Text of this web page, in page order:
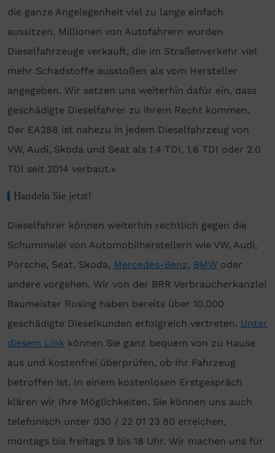
die ganze Angelegenheit viel zu lange einfach
aussitzen. Millionen von Autofahrern wurden
Dieselfahrzeuge verkauft, die im Straßenverkehr viel
mehr Schadstoffe ausstoßen als vom Hersteller
angegeben. Wir setzen uns weiterhin dafür ein, dass
geschädigte Dieselfahrer zu ihrem Recht kommen.
Der EA288 ist nahezu in jedem Dieselfahrzeug von
VW, Audi, Skoda und Seat als 1.4 TDI, 1.6 TDI oder 2.0
TDI seit 2014 verbaut.«
Handeln Sie jetzt!
Dieselfahrer können weiterhin rechtlich gegen die
Schummelei von Automobilherstellern wie VW, Audi,
Porsche, Seat, Skoda, Mercedes-Benz, BMW oder
andere vorgehen. Wir von der BRR Verbraucherkanzlei
Baumeister Rosing haben bereits über 10.000
geschädigte Dieselkunden erfolgreich vertreten. Unter
diesem Link können Sie ganz bequem von zu Hause
aus und kostenfrei überprüfen, ob Ihr Fahrzeug
betroffen ist. In einem kostenlosen Erstgespräch
klären wir Ihre Möglichkeiten. Sie können uns auch
telefonisch unter 030 / 22 01 23 80 erreichen,
montags bis freitags 9 bis 18 Uhr. Wir machen uns für